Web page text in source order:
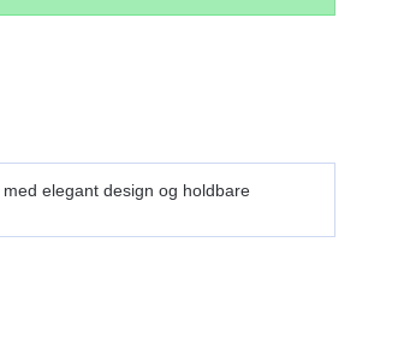
elegant design og holdbare